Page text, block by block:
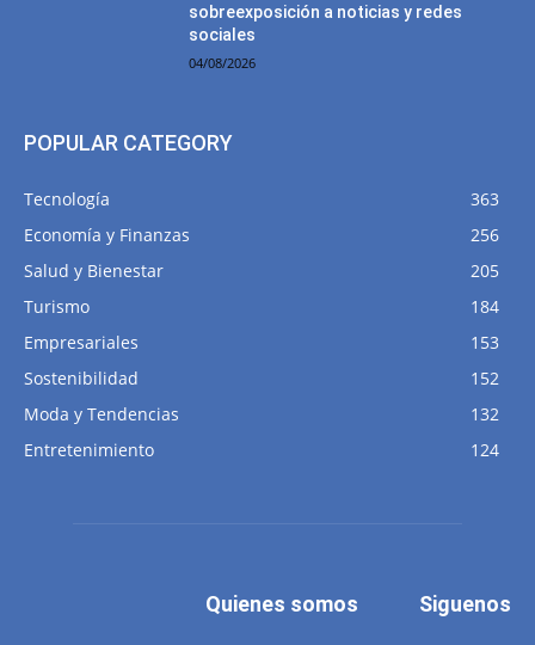
sobreexposición a noticias y redes
sociales
04/08/2026
POPULAR CATEGORY
Tecnología
363
Economía y Finanzas
256
Salud y Bienestar
205
Turismo
184
Empresariales
153
Sostenibilidad
152
Moda y Tendencias
132
Entretenimiento
124
Quienes somos Siguenos